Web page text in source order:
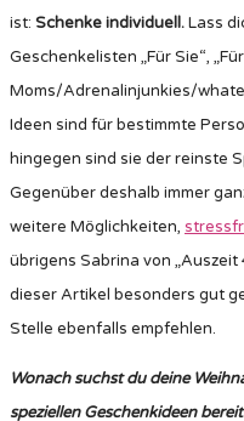
ist: Schenke individuell.Lass
Geschenkelisten „Für Sie“,
Moms/Adrenalinjunkies/
Ideen sind für bestimmte
hingegen sind sie der reinste
Gegenüber deshalb immer
weitere Möglichkeiten,
übrigens Sabrina von
dieser Artikel besonders gut
Stelle ebenfalls empfehlen.
Wonach suchst du deine
speziellen Geschenkideen